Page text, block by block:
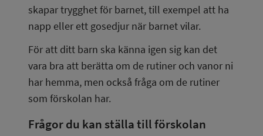
skapar trygghet för barnet, till exempel att ha
napp eller ett gosedjur när barnet vilar.
För att ditt barn ska känna igen sig kan det
vara bra att berätta om de rutiner och vanor ni
har hemma, men också fråga om de rutiner
som förskolan har.
Frågor du kan ställa till förskolan